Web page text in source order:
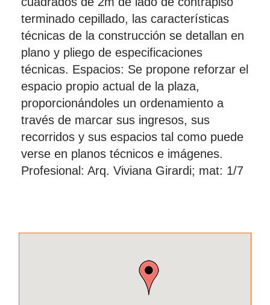
terminado cepillado, las características
técnicas de la construcción se detallan en
plano y pliego de especificaciones
técnicas. Espacios: Se propone reforzar el
espacio propio actual de la plaza,
proporcionándoles un ordenamiento a
través de marcar sus ingresos, sus
recorridos y sus espacios tal como puede
verse en planos técnicos e imágenes.
Profesional: Arq. Viviana Girardi; mat: 1/7